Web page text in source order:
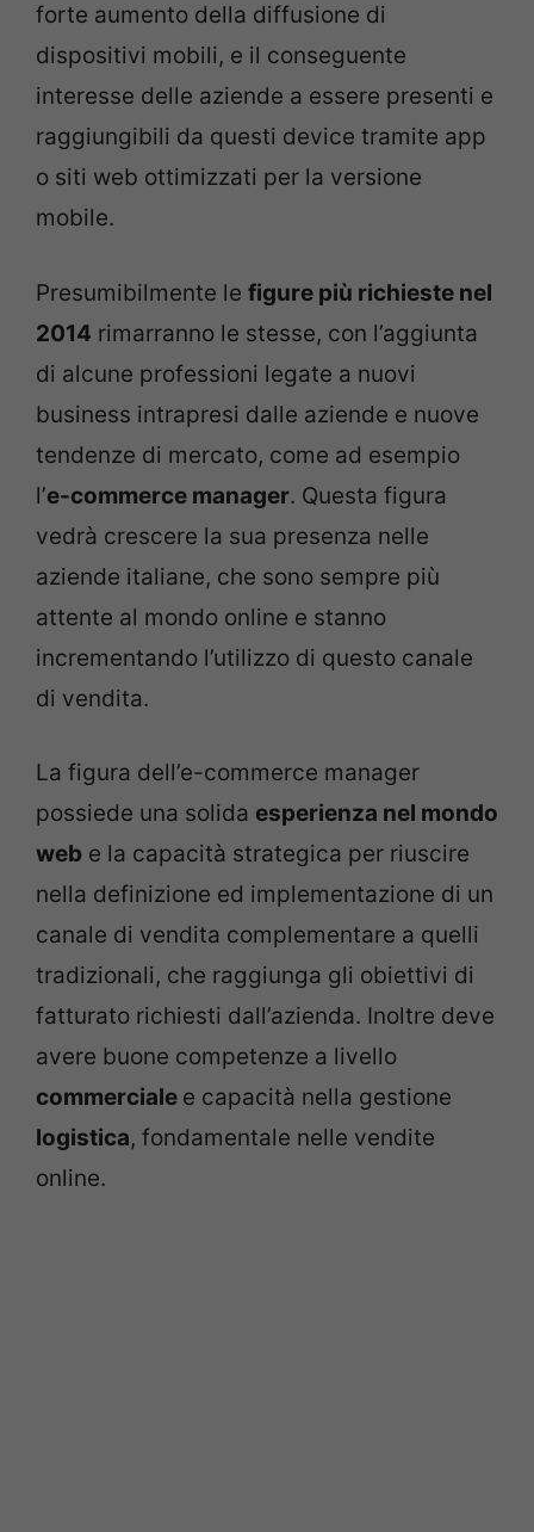
forte aumento della diffusione di
dispositivi mobili, e il conseguente
interesse delle aziende a essere presenti e
raggiungibili da questi device tramite app
o siti web ottimizzati per la versione
mobile.
Presumibilmente le figure più richieste nel
2014 rimarranno le stesse, con l’aggiunta
di alcune professioni legate a nuovi
business intrapresi dalle aziende e nuove
tendenze di mercato, come ad esempio
l’e-commerce manager. Questa figura
vedrà crescere la sua presenza nelle
aziende italiane, che sono sempre più
attente al mondo online e stanno
incrementando l’utilizzo di questo canale
di vendita.
La figura dell’e-commerce manager
possiede una solida esperienza nel mondo
web e la capacità strategica per riuscire
nella definizione ed implementazione di un
canale di vendita complementare a quelli
tradizionali, che raggiunga gli obiettivi di
fatturato richiesti dall’azienda. Inoltre deve
avere buone competenze a livello
commerciale e capacità nella gestione
logistica, fondamentale nelle vendite
online.